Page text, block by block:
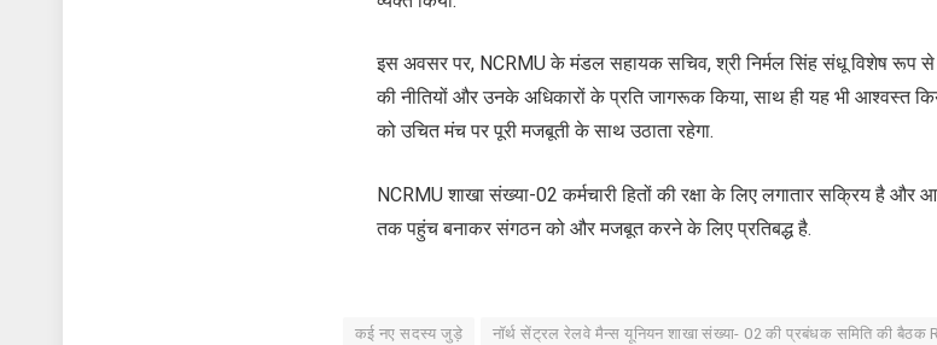
इस अवसर पर, NCRMU के मंडल सहायक सचिव, श्री निर्मल सिंह संधू विशेष रूप से
की नीतियों और उनके अधिकारों के प्रति जागरूक किया, साथ ही यह भी आश्वस्त
को उचित मंच पर पूरी मजबूती के साथ उठाता रहेगा.
NCRMU शाखा संख्या-02 कर्मचारी हितों की रक्षा के लिए लगातार सक्रिय है
तक पहुंच बनाकर संगठन को और मजबूत करने के लिए प्रतिबद्ध है.
कई नए सदस्य जुड़े नॉर्थ सेंट्रल रेलवे मैन्स यूनियन शाखा संख्या- 02 की प्रबंधक समिति की बैठक